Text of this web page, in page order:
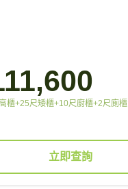
櫃+25尺矮櫃+10尺廚櫃+2尺廁櫃
立即查詢